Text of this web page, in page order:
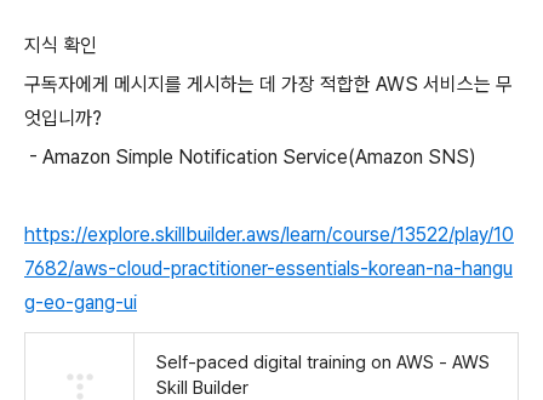
지식 확인
구독자에게 메시지를 게시하는 데 가장 적합한 AWS 서비스는 무
엇입니까?
- Amazon Simple Notification Service(Amazon SNS)
https://explore.skillbuilder.aws/learn/course/13522/play/10
7682/aws-cloud-practitioner-essentials-korean-na-hangu
g-eo-gang-ui
Self-paced digital training on AWS - AWS
Skill Builder